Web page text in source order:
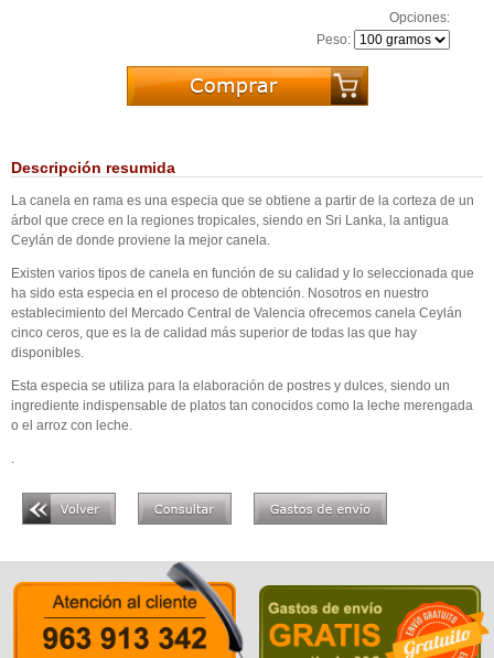
Opciones:
Peso:
Descripción resumida
La canela en rama es una especia que se obtiene a partir de la corteza de un
árbol que crece en la regiones tropicales, siendo en Sri Lanka, la antigua
Ceylán de donde proviene la mejor canela.
Existen varios tipos de canela en función de su calidad y lo seleccionada que
ha sido esta especia en el proceso de obtención. Nosotros en nuestro
establecimiento del Mercado Central de Valencia ofrecemos canela Ceylán
cinco ceros, que es la de calidad más superior de todas las que hay
disponibles.
Esta especia se utiliza para la elaboración de postres y dulces, siendo un
ingrediente indispensable de platos tan conocidos como la leche merengada
o el arroz con leche.
.